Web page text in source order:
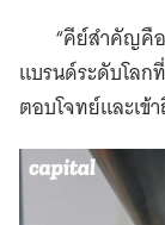
“คีย์สำคัญคื
แบรนด์ระดับโลก
ตอบโจทย์และเข้